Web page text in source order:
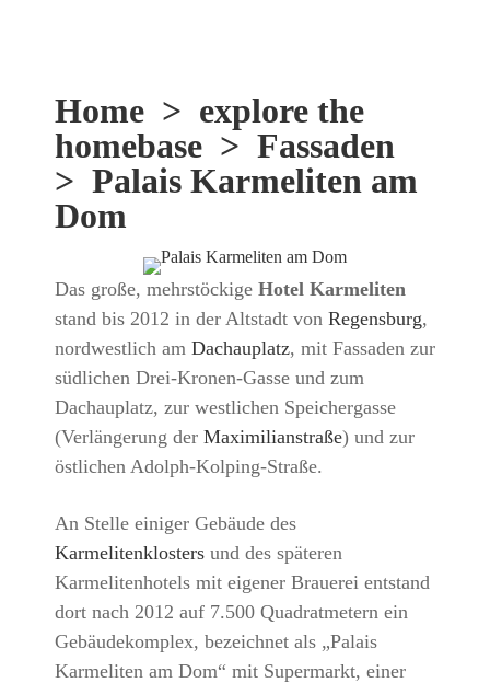
Home > explore the
homebase > Fassaden
> Palais Karmeliten am
Dom
Das große, mehrstöckige Hotel Karmeliten
stand bis 2012 in der Altstadt von Regensburg,
nordwestlich am Dachauplatz, mit Fassaden zur
südlichen Drei-Kronen-Gasse und zum
Dachauplatz, zur westlichen Speichergasse
(Verlängerung der Maximilianstraße) und zur
östlichen Adolph-Kolping-Straße.
An Stelle einiger Gebäude des
Karmelitenklosters und des späteren
Karmelitenhotels mit eigener Brauerei entstand
dort nach 2012 auf 7.500 Quadratmetern ein
Gebäudekomplex, bezeichnet als „Palais
Karmeliten am Dom“ mit Supermarkt, einer